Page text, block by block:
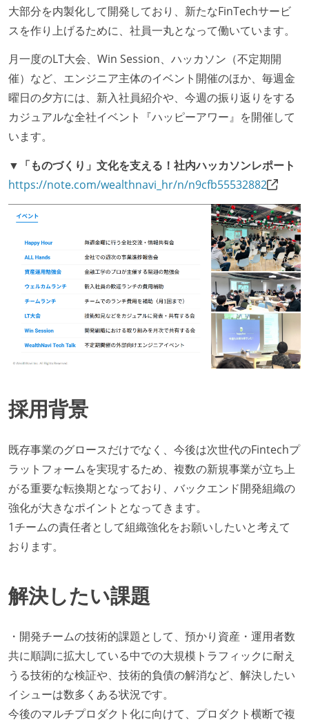
大部分を内製化して開発しており、新たなFinTechサービ
スを作り上げるために、社員一丸となって働いています。
月一度のLT大会、Win Session、ハッカソン（不定期開
催）など、エンジニア主体のイベント開催のほか、毎週金
曜日の夕方には、新入社員紹介や、今週の振り返りをする
カジュアルな全社イベント『ハッピーアワー』を開催して
います。
▼「ものづくり」文化を支える！社内ハッカソンレポート
https://note.com/wealthnavi_hr/n/n9cfb55532882
採用背景
既存事業のグロースだけでなく、今後は次世代のFintechプ
ラットフォームを実現するため、複数の新規事業が立ち上
がる重要な転換期となっており、バックエンド開発組織の
強化が大きなポイントとなってきます。
1チームの責任者として組織強化をお願いしたいと考えて
おります。
解決したい課題
・開発チームの技術的課題として、預かり資産・運用者数
共に順調に拡大している中での大規模トラフィックに耐え
うる技術的な検証や、技術的負債の解消など、解決したい
イシューは数多くある状況です。
今後のマルチプロダクト化に向けて、プロダクト横断で複